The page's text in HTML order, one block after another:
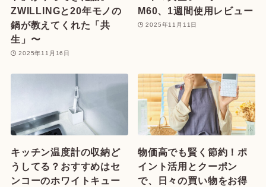
ZWILLINGと20年モノの
鍋が教えてくれた「共
生」〜
2025年11月16日
M60、1週間使用レビュー
2025年11月11日
キッチン温度計の収納ど
うしてる？おすすめはセ
ンコーのホワイトキュー
物価高でも賢く節約！ポ
イント活用とクーポン
で、日々の買い物をお得